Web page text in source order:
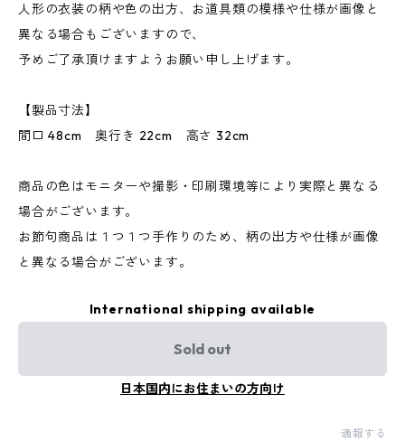
人形の衣装の柄や色の出方、お道具類の模様や仕様が画像と
異なる場合もございますので、
予めご了承頂けますようお願い申し上げます。
【製品寸法】
間口 48cm 奥行き 22cm 高さ 32cm
商品の色はモニターや撮影・印刷環境等により実際と異なる
場合がございます。
お節句商品は１つ１つ手作りのため、柄の出方や仕様が画像
と異なる場合がございます。
International shipping available
Sold out
日本国内にお住まいの方向け
通報する